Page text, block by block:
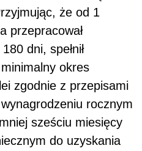
że od 1
przepracował
dni, spełnił
okres
zgodnie z przepisami
rocznym
sześciu miesięcy
do uzyskania